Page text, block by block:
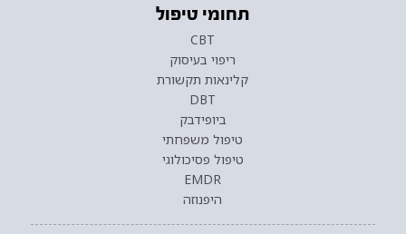
תחומי טיפול
CBT
ריפוי בעיסוק
קלינאות תקשורת
DBT
ביופידבק
טיפול משפחתי
טיפול פסיכולוגי
EMDR
היפנוזה